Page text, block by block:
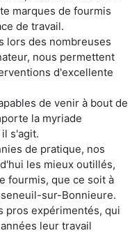
marques de fourmis
de travail.
lors des nombreuses
nous permettent
d'excellente
de venir à bout de
la myriade
s'agit.
de pratique, nos
les mieux outillés,
fourmis, que ce soit à
sur-Bonnieure.
pros expérimentés, qui
leur travail